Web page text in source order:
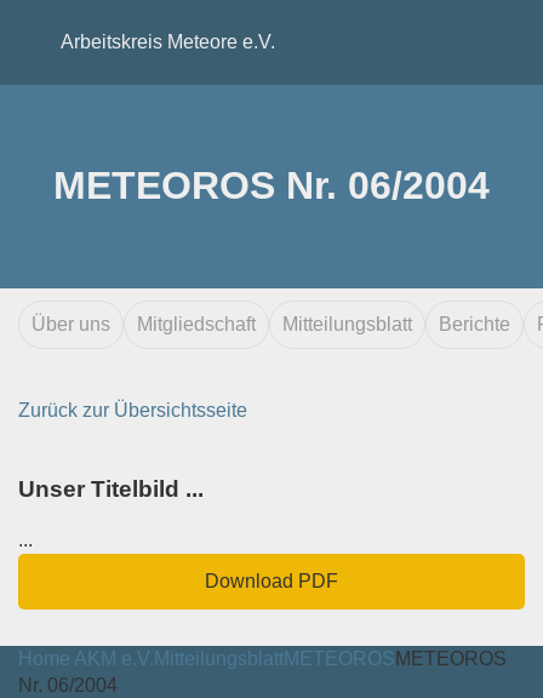
Arbeitskreis Meteore e.V.
METEOROS Nr. 06/2004
Über uns Mitgliedschaft Mitteilungsblatt Berichte
Zurück zur Übersichtsseite
Unser Titelbild ...
...
Download PDF
Home AKM e.V. MitteilungsblattMETEOROS METEOROS
Nr. 06/2004